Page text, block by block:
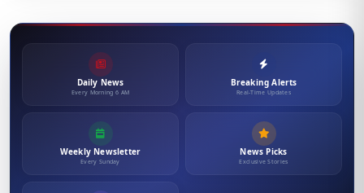
Daily News
Every Morning 6 AM
Breaking Alerts
Real-Time Updates
Weekly Newsletter
Every Sunday
News Picks
Exclusive Stories